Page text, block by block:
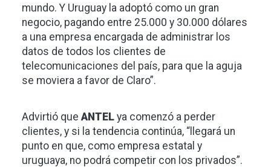
mundo. Y Uruguay la adoptó como un gran
negocio, pagando entre 25.000 y 30.000 dólares
a una empresa encargada de administrar los
datos de todos los clientes de
telecomunicaciones del país, para que la aguja
se moviera a favor de Claro”.
Advirtió que ANTEL ya comenzó a perder
clientes, y si la tendencia continúa, “llegará un
punto en que, como empresa estatal y
uruguaya, no podrá competir con los privados”.